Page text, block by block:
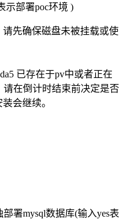
示部署poc环境 )
请先确保磁盘未被挂载或使
已存在于pv中或者正在
在倒计时结束前决定是否
会继续。
署mysql数据库(输入yes表